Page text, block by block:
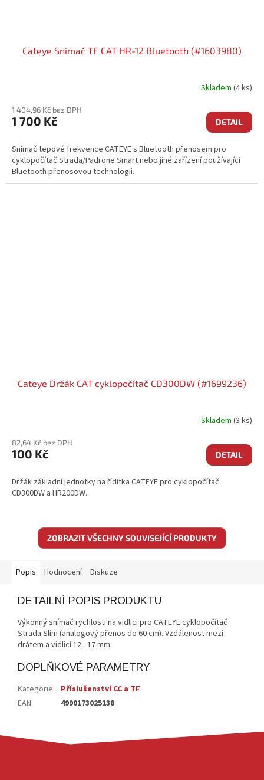
Cateye Snímač TF CAT HR-12 Bluetooth (#1603980)
Skladem (4 ks)
1 404,96 Kč bez DPH
1 700 Kč DETAIL
Snímač tepové frekvence CATEYE s Bluetooth přenosem pro
cyklopočítač Strada/Padrone Smart nebo jiné zařízení používající
Bluetooth přenosovou technologii.
Cateye Držák CAT cyklopočítač CD300DW (#1699236)
Skladem (3 ks)
82,64 Kč bez DPH
100 Kč DETAIL
Držák základní jednotky na řídítka CATEYE pro cyklopočítač
CD300DW a HR200DW.
ZOBRAZIT VŠECHNY SOUVISEJÍCÍ PRODUKTY
Popis Hodnocení Diskuze
DETAILNÍ POPIS PRODUKTU
Výkonný snímač rychlosti na vidlici pro CATEYE cyklopočítač
Strada Slim (analogový přenos do 60 cm). Vzdálenost mezi
drátem a vidlicí 12 - 17 mm.
DOPLŇKOVÉ PARAMETRY
Kategorie: Příslušenství CC a TF
EAN: 4990173025138